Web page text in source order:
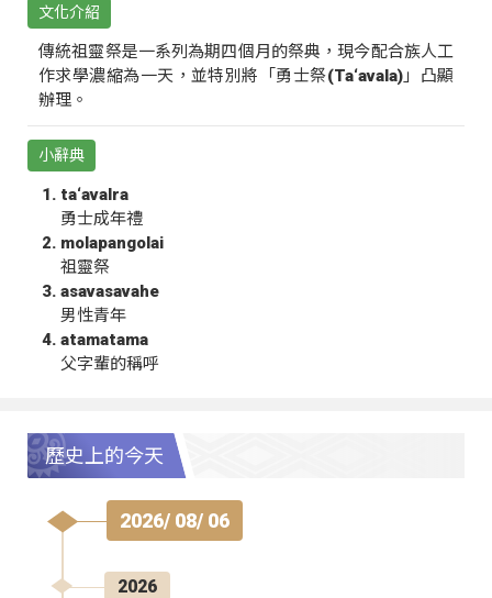
文化介紹
傳統祖靈祭是一系列為期四個月的祭典，現今配合族人工
作求學濃縮為一天，並特別將「勇士祭(Ta‘avala)」凸顯
辦理。
小辭典
ta‘avalra
勇士成年禮
molapangolai
祖靈祭
asavasavahe
男性青年
atamatama
父字輩的稱呼
歷史上的今天
2026/ 08/ 06
2026